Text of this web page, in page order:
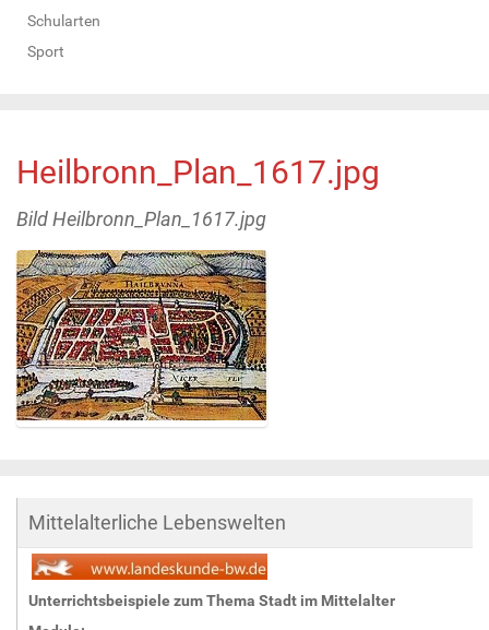
Schularten
Sport
Heilbronn_Plan_1617.jpg
Bild Heilbronn_Plan_1617.jpg
e
B
Mittelalterliche Lebenswelten
Unterrichtsbeispiele zum Thema Stadt im Mittelalter